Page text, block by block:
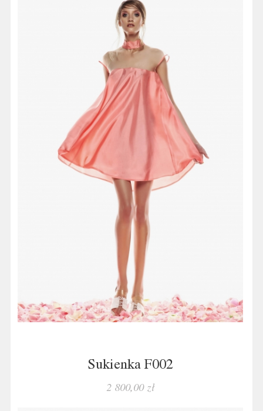
Sukienka F002
2 800,00 zł